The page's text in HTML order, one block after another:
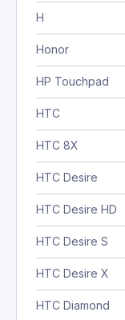
H
Honor
HP Touchpad
HTC
HTC 8X
HTC Desire
HTC Desire HD
HTC Desire S
HTC Desire X
HTC Diamond